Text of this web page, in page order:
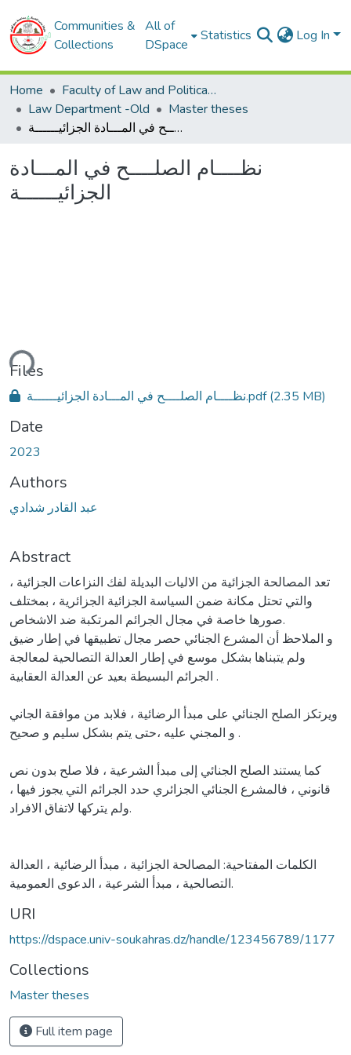
Communities &
Collections
All of
DSpace
Statistics Log In
Home
Faculty of Law and Political Sciences
Law Department -Old
Master theses
نظــــام الصلــــح في المـــادة الجزائيــــــة
نظــــام الصلــــح في المـــادة
الجزائيــــــة
Files
نظــــام الصلــــح في المـــادة الجزائيــــــة.pdf(2.35 MB)
Date
2023
Authors
عبد القادر شدادي
Abstract
تعد المصالحة الجزائية من الاليات البديلة لفك النزاعات الجزائية ،
والتي تحتل مكانة ضمن السياسة الجزائية الجزائرية ، بمختلف
صورها خاصة في مجال الجرائم المرتكبة ضد الاشخاص.
و الملاحظ أن المشرع الجنائي حصر مجال تطبيقها في إطار ضيق
ولم يتبناها بشكل موسع في إطار العدالة التصالحية لمعالجة
الجرائم البسيطة بعيد عن العدالة العقابية .
ويرتكز الصلح الجنائي على مبدأ الرضائية ، فلابد من موافقة الجاني
و المجني عليه ،حتى يتم بشكل سليم و صحيح .
كما يستند الصلح الجنائي إلى مبدأ الشرعية ، فلا صلح بدون نص
قانوني ، فالمشرع الجنائي الجزائري حدد الجرائم التي يجوز فيها ،
ولم يتركها لاتفاق الافراد.
الكلمات المفتاحية: المصالحة الجزائية ، مبدأ الرضائية ، العدالة
التصالحية ، مبدأ الشرعية ، الدعوى العمومية.
URI
https://dspace.univ-soukahras.dz/handle/123456789/1177
Collections
Master theses
Full item page